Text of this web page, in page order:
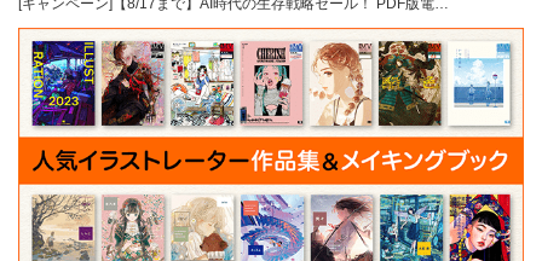
[キャンペーン]【8/17まで】AI時代の生存戦略セール！ PDF版電…